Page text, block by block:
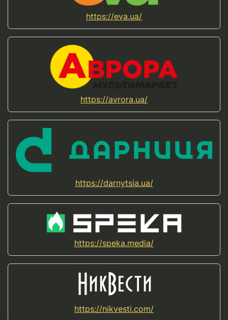
https://eva.ua/
https://avrora.ua/
https://darnytsia.ua/
https://speka.media/
https://nikvesti.com/